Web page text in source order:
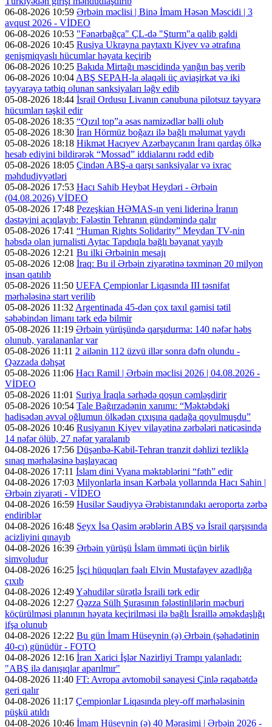
06-08-2026 10:59 Ərbəin məclisi | Binə İmam Həsən Məscidi | 3
avqust 2026 - VİDEO
06-08-2026 10:53 "Fənərbağça" ÇL-də "Şturm"a qalib gəldi
06-08-2026 10:45 Rusiya Ukrayna paytaxtı Kiyev və ətrafına
genişmiqyaslı hücumlar həyata keçirib
06-08-2026 10:25 Bakıda Mirtağı məscidində yanğın baş verib
06-08-2026 10:04 ABŞ SEPAH-la əlaqəli üç aviaşirkət və iki
təyyarəyə tətbiq olunan sanksiyaları ləğv edib
05-08-2026 18:44 İsrail Ordusu Livanın cənubuna pilotsuz təyyarə
hücumları təşkil edir
05-08-2026 18:35 “Qızıl top”a əsas namizədlər bəlli olub
05-08-2026 18:30 İran Hörmüz boğazı ilə bağlı məlumat yaydı
05-08-2026 18:18 Hikmət Hacıyev Azərbaycanın İranı qardaş ölkə
hesab ediyini bildirərək “Mossad” iddialarını rədd edib
05-08-2026 18:05 Çindən ABŞ-a qarşı sanksiyalar və ixrac
məhdudiyyətləri
05-08-2026 17:53 Hacı Sahib Heybət Heydəri - Ərbəin
(04.08.2026) VİDEO
05-08-2026 17:48 Pezeşkian HƏMAS-ın yeni liderinə İranın
dəstəyini açıqlayıb: Fələstin Tehranın gündəmində qalır
05-08-2026 17:41 “Human Rights Solidarity” Meydan TV-nin
həbsdə olan jurnalisti Aytac Tapdıqla bağlı bəyanat yayıb
05-08-2026 12:21 Bu ilki Ərbəinin mesajı
05-08-2026 12:08 İraq: Bu il Ərbəin ziyarətinə təxminən 20 milyon
insan qatılıb
05-08-2026 11:50 UEFA Çempionlar Liqasında III təsnifat
mərhələsinə start verilib
05-08-2026 11:32 Argentinada 45-dən çox taxıl gəmisi tətil
səbəbindən limanı tərk edə bilmir
05-08-2026 11:19 Ərbəin yürüşündə qarşıdurma: 140 nəfər həbs
olunub, yaralananlar var
05-08-2026 11:11 2 ailənin 112 üzvü illər sonra dəfn olundu -
Qəzzada dəhşət
05-08-2026 11:06 Hacı Ramil | Ərbəin məclisi 2026 | 04.08.2026 -
VİDEO
05-08-2026 11:01 Suriya İraqla sərhədə qoşun cəmləşdirir
05-08-2026 10:54 Tale Bağırzadənin xanımı: “Məktəbdəki
hadisədən əvvəl oğlumun ölkədən çıxışına qadağa qoyulmuşdu”
05-08-2026 10:46 Rusiyanın Kiyev vilayətinə zərbələri nəticəsində
14 nəfər ölüb, 27 nəfər yaralanıb
04-08-2026 17:56 Düşənbə-Kabil-Tehran tranzit dəhlizi tezliklə
sınaq mərhələsinə başlayacaq
04-08-2026 17:11 İslam dini Vyana məktəblərini “fəth” edir
04-08-2026 17:03 Milyonlarla insan Kərbəla yollarında Hacı Sahin |
Ərbəin ziyarəti - VİDEO
04-08-2026 16:59 Husilər Səudiyyə Ərəbistanındakı aeroporta zərbə
endiriblər
04-08-2026 16:48 Şeyx İsa Qasim ərəblərin ABŞ və İsrail qarşısında
acizliyini qınayıb
04-08-2026 16:39 Ərbəin yürüşü İslam ümməti üçün birlik
simvoludur
04-08-2026 16:25 İşçi hüquqları fəalı Elvin Mustafayev azadlığa
çıxıb
04-08-2026 12:49Yəhudilər sürətlə İsraili tərk edir
04-08-2026 12:27 Qəzza Sülh Şurasının fələstinlilərin məcburi
köçürülməsi planının həyata keçirilməsi ilə bağlı İsraillə əməkdaşlığı
ifşa olunub
04-08-2026 12:22 Bu gün İmam Hüseynin (ə) Ərbəin (şəhadətinin
40-cı) günüdür - FOTO
04-08-2026 12:16 İran Xarici İşlər Nazirliyi Trampı yalanladı:
"ABŞ ilə danışıqlar aparılmır"
04-08-2026 11:40 FT: Avropa avtomobil sənayesi Çinlə rəqabətdə
geri qalır
04-08-2026 11:17 Çempionlar Liqasında pley-off mərhələsinin
püşkü atıldı
04-08-2026 10:46 İmam Hüseynin (ə) 40 Mərasimi | Ərbəin 2026 -